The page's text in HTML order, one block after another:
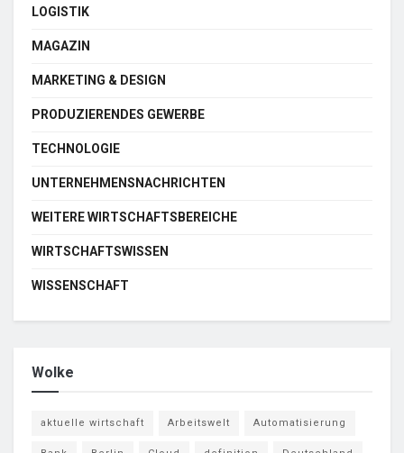
LOGISTIK
MAGAZIN
MARKETING & DESIGN
PRODUZIERENDES GEWERBE
TECHNOLOGIE
UNTERNEHMENSNACHRICHTEN
WEITERE WIRTSCHAFTSBEREICHE
WIRTSCHAFTSWISSEN
WISSENSCHAFT
Wolke
aktuelle wirtschaft Arbeitswelt Automatisierung